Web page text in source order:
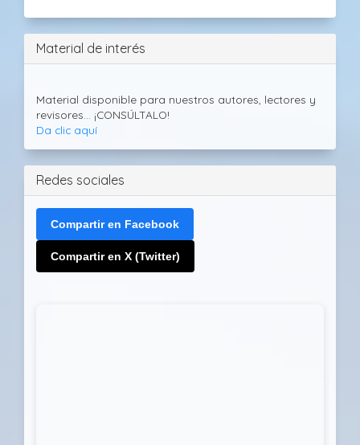
Material de interés
Material disponible para nuestros autores, lectores y
revisores... ¡CONSÚLTALO!
Da clic aquí
Redes sociales
Compartir en Facebook
Compartir en X (Twitter)